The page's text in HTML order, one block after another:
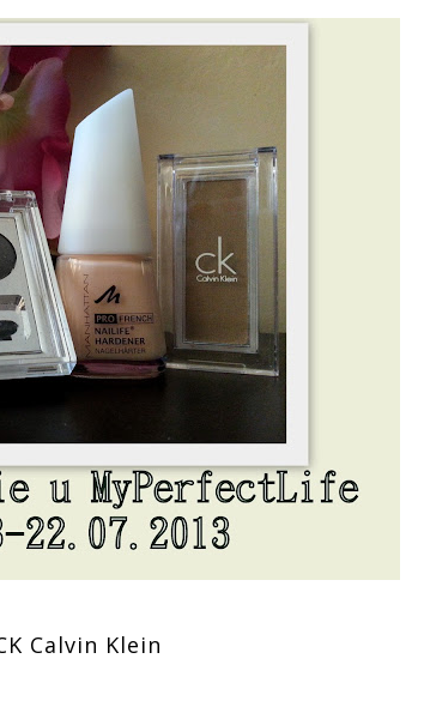
Calvin Klein